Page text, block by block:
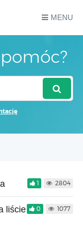
MENU
1 2804
liście
0 1077